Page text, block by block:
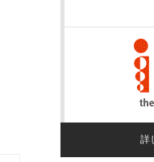
詳